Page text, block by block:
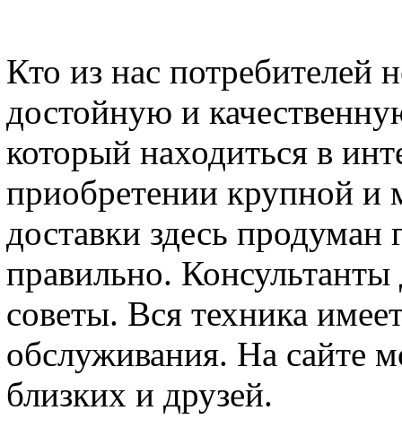
Кто из нас потребителей
достойную и
который находиться в
приобретении крупной и
доставки здесь продуман
правильно.
советы. Вся техника
обслуживания. На сайте
близких и друзей.